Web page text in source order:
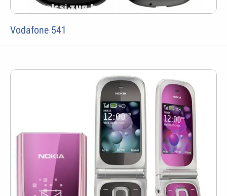
Vodafone 541